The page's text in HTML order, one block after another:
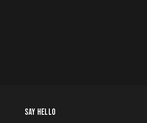
SAY HELLO